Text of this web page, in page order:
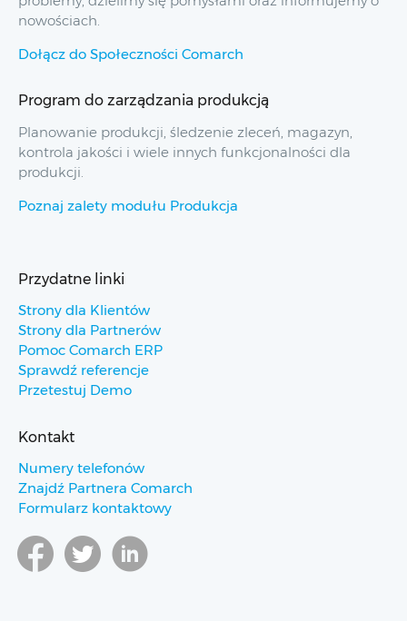
nowościach.
Dołącz do Społeczności Comarch
Program do zarządzania produkcją
Planowanie produkcji, śledzenie zleceń, magazyn,
kontrola jakości i wiele innych funkcjonalności dla
produkcji.
Poznaj zalety modułu Produkcja
Przydatne linki
Strony dla Klientów
Strony dla Partnerów
Pomoc Comarch ERP
Sprawdź referencje
Przetestuj Demo
Kontakt
Numery telefonów
Znajdź Partnera Comarch
Formularz kontaktowy